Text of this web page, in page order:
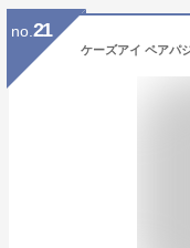
no. 21